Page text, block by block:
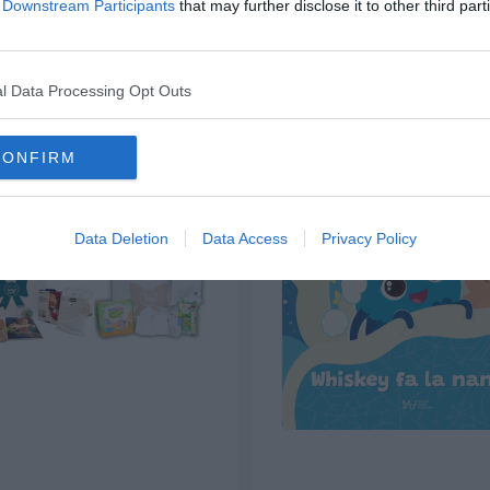
Downstream Participants that may further disclose it to other third
Data Processing Opt Outs
Data Deletion Data Access Privacy Policy
Consigliati per te
favorite